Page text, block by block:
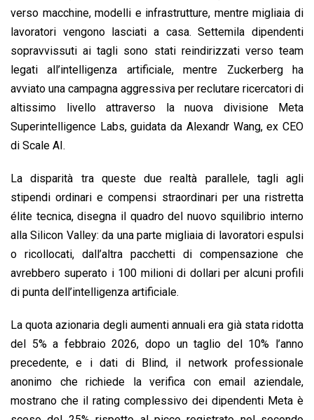
verso macchine, modelli e infrastrutture, mentre migliaia di
lavoratori vengono lasciati a casa. Settemila dipendenti
sopravvissuti ai tagli sono stati reindirizzati verso team
legati all’intelligenza artificiale, mentre Zuckerberg ha
avviato una campagna aggressiva per reclutare ricercatori di
altissimo livello attraverso la nuova divisione Meta
Superintelligence Labs, guidata da Alexandr Wang, ex CEO
di Scale AI.
La disparità tra queste due realtà parallele, tagli agli
stipendi ordinari e compensi straordinari per una ristretta
élite tecnica, disegna il quadro del nuovo squilibrio interno
alla Silicon Valley: da una parte migliaia di lavoratori espulsi
o ricollocati, dall’altra pacchetti di compensazione che
avrebbero superato i 100 milioni di dollari per alcuni profili
di punta dell’intelligenza artificiale.
La quota azionaria degli aumenti annuali era già stata ridotta
del 5% a febbraio 2026, dopo un taglio del 10% l’anno
precedente, e i dati di Blind, il network professionale
anonimo che richiede la verifica con email aziendale,
mostrano che il rating complessivo dei dipendenti Meta è